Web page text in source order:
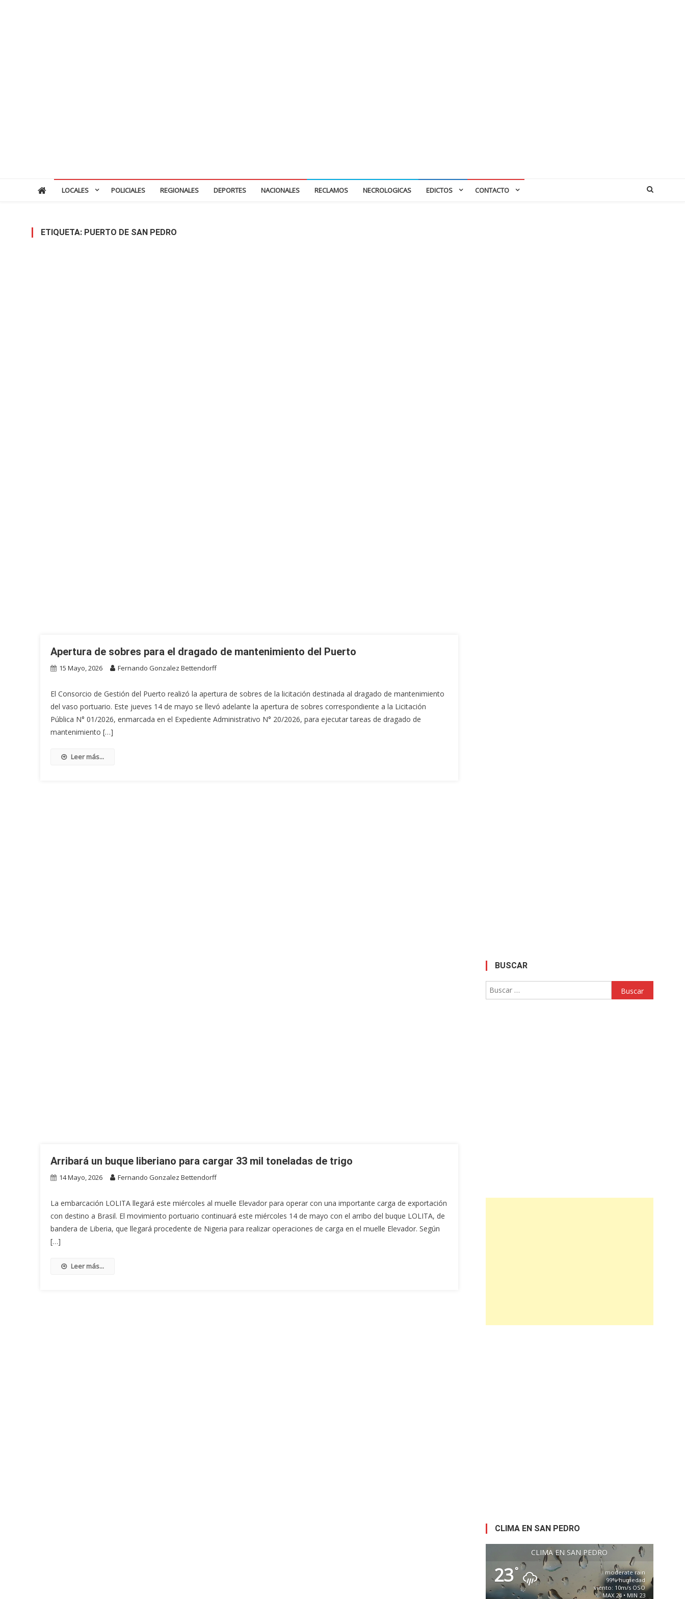
LOCALES POLICIALES REGIONALES DEPORTES NACIONALES RECLAMOS NECROLOGICAS EDICTOS CONTACTO
ETIQUETA: PUERTO DE SAN PEDRO
Apertura de sobres para el dragado de mantenimiento del Puerto
15 Mayo, 2026 Fernando Gonzalez Bettendorff
El Consorcio de Gestión del Puerto realizó la apertura de sobres de la licitación destinada al dragado de mantenimiento
del vaso portuario. Este jueves 14 de mayo se llevó adelante la apertura de sobres correspondiente a la Licitación
Pública N° 01/2026, enmarcada en el Expediente Administrativo N° 20/2026, para ejecutar tareas de dragado de
mantenimiento […]
Leer más...
Arribará un buque liberiano para cargar 33 mil toneladas de trigo
14 Mayo, 2026 Fernando Gonzalez Bettendorff
La embarcación LOLITA llegará este miércoles al muelle Elevador para operar con una importante carga de exportación
con destino a Brasil. El movimiento portuario continuará este miércoles 14 de mayo con el arribo del buque LOLITA, de
bandera de Liberia, que llegará procedente de Nigeria para realizar operaciones de carga en el muelle Elevador. Según
[…]
Leer más...
BUSCAR
Buscar:
CLIMA EN SAN PEDRO
CLIMA EN SAN PEDRO
23°
moderate rain
99% humedad
viento: 10m/s OSO
MAX 24 • MIN 23